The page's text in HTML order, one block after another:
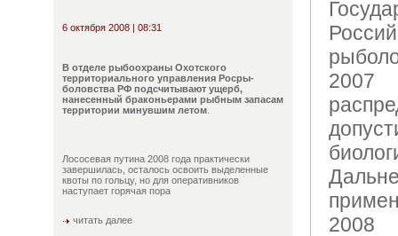
6 октября 2008 | 08:31
В отделе рыбоохраны Охотского
территориального управления Росры-
боловства РФ подсчитывают ущерб,
нанесенный браконьерами рыбным запасам
территории минувшим летом
Лососевая путина 2008 года практически
завершилась, осталось освоить выделенные
квоты по гольцу, но для оперативников
наступает горячая пора
читать далее
2008